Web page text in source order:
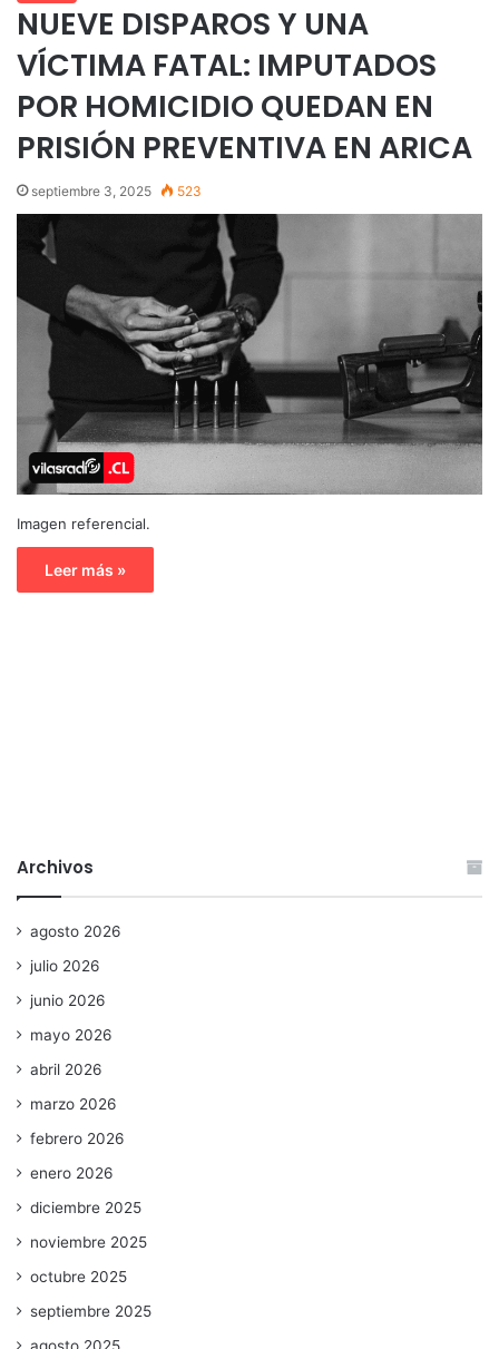
NUEVE DISPAROS Y UNA
VÍCTIMA FATAL: IMPUTADOS
POR HOMICIDIO QUEDAN EN
PRISIÓN PREVENTIVA EN ARICA
septiembre 3, 2025 523
Imagen referencial.
Leer más »
Archivos
agosto 2026
julio 2026
junio 2026
mayo 2026
abril 2026
marzo 2026
febrero 2026
enero 2026
diciembre 2025
noviembre 2025
octubre 2025
septiembre 2025